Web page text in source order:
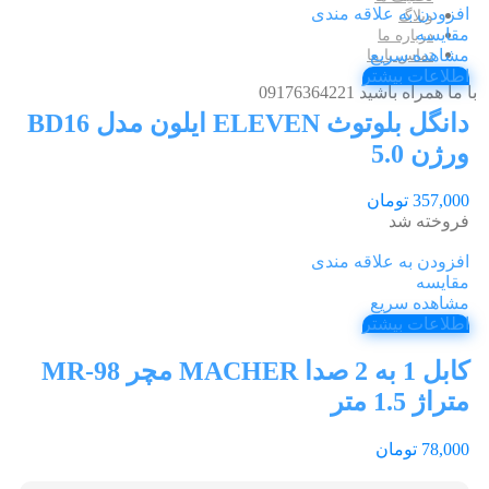
وبلاگ
درباره ما
تماس با ما
با ما همراه باشید 09176364221
افزودن به علاقه مندی
مقایسه
مشاهده سریع
اطلاعات بیشتر
دانگل بلوتوث ELEVEN ایلون مدل BD16
ورژن 5.0
357,000 تومان
فروخته شد
افزودن به علاقه مندی
مقایسه
مشاهده سریع
اطلاعات بیشتر
کابل 1 به 2 صدا MACHER مچر MR-98
متراژ 1.5 متر
78,000 تومان